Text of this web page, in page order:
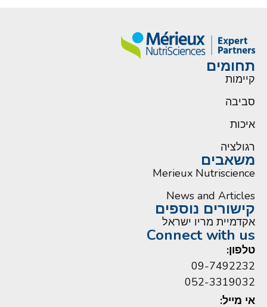
תחומים
קיימות
סביבה
איכות
רגולציה
משאבים
Merieux Nutriscience
News and Articles
קישורים נוספים
אקדמיית מריו ישראל
Connect with us
טלפון:
09-7492232
052-3319032
אי מייל: